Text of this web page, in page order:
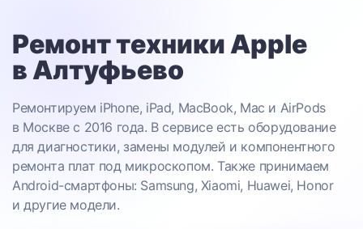
Ремонт техники Apple
в Алтуфьево
Ремонтируем iPhone, iPad, MacBook, Mac и AirPods
в Москве с 2016 года. В сервисе есть оборудование
для диагностики, замены модулей и компонентного
ремонта плат под микроскопом. Также принимаем
Android-смартфоны: Samsung, Xiaomi, Huawei, Honor
и другие модели.